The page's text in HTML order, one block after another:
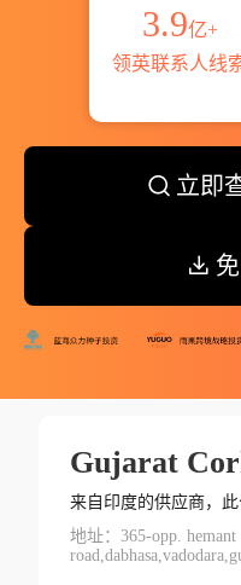
3.9亿+
领英联系人线
立即
Gujarat
来自印度的供应商，
地址：365-opp. hemant